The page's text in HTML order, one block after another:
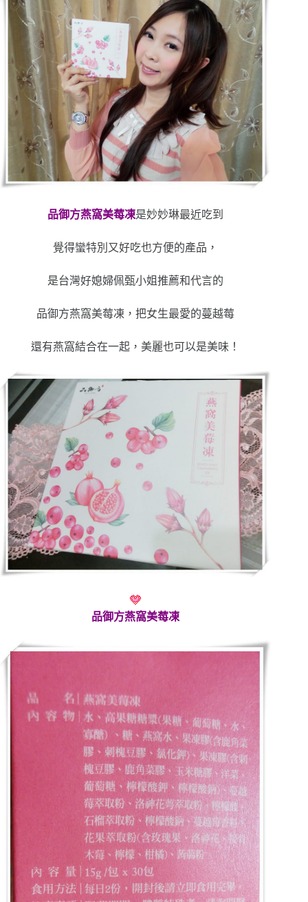
品御方燕窩美莓凍是妙妙琳最近吃到
覺得蠻特別又好吃也方便的產品，
是台灣好媳婦佩甄小姐推薦和代言的
品御方燕窩美莓凍，把女生最愛的蔓越莓
還有燕窩結合在一起，美麗也可以是美味！
品御方燕窩美莓凍